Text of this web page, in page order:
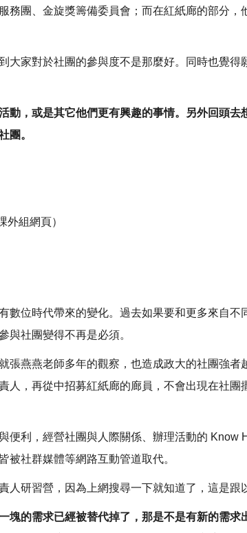
務團、金旋獎籌備委員會；而在紅紙廊的部分
大家對於社團的參與度不是那麼好。同時也覺
動，或是其它他們更有興趣的事情。另外回頭去
團。
外組網頁）
數位時代帶來的變化。過去如果要和更多來自
與社團變得不再是必須。
張燕燕老師多年的觀察，也造成政大的社團強
人，再從中招募紅紙廊的廊員，不會出現在社
便利，經營社團與人際關係、辦理活動的
被社群媒體等網路互動管道取代。
人研習營，因為上網搜尋一下就知道了，這是跟
塊的需求已經被替代掉了，那是不是有新的需